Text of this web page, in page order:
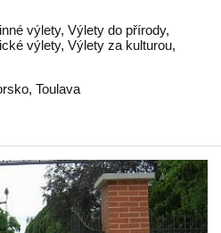
výlety, Výlety do přírody,
výlety, Výlety za kulturou,
, Toulava